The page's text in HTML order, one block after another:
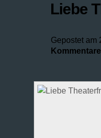
Liebe
Gepostet am
Kommentare